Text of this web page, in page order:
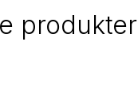
produkter